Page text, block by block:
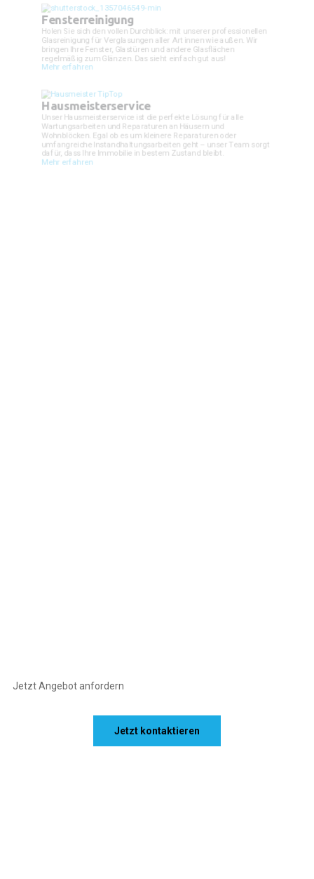
Fensterreinigung
Holen Sie sich den vollen Durchblick: mit unserer professionellen
Glasreinigung für Verglasungen aller Art innen wie außen. Wir
bringen Ihre Fenster, Glastüren und andere Glasflächen
regelmäßig zum Glänzen. Das sieht einfach gut aus!
Mehr erfahren
Hausmeisterservice
Unser Hausmeisterservice ist die perfekte Lösung für alle
Wartungsarbeiten und Reparaturen an Häusern und
Wohnblöcken. Egal ob es um kleinere Reparaturen oder
umfangreiche Instandhaltungsarbeiten geht – unser Team sorgt
dafür, dass Ihre Immobilie in bestem Zustand bleibt.
Mehr erfahren
Jetzt Angebot anfordern
Jetzt kontaktieren